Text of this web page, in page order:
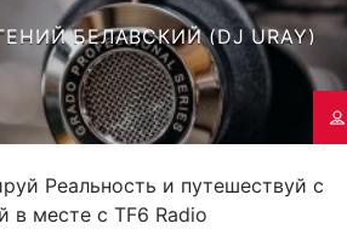
БЕЛАВСКИЙ (DJ URAY)
Реальность и путешествуй с
в месте с TF6 Radio